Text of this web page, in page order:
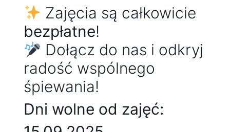
Zajęcia są całkowicie
bezpłatne!
Dołącz do nas i odkryj
radość wspólnego
śpiewania!
Dni wolne od zajęć: